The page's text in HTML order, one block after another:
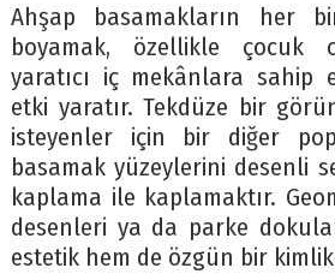
Ahşap basamakların her
boyamak, özellikle çocuk
yaratıcı iç mekânlara sahip
etki yaratır. Tekdüze bir
isteyenler için bir diğer
basamak yüzeylerini desenli
kaplama ile kaplamaktır.
desenleri ya da parke
estetik hem de özgün bir kimlik